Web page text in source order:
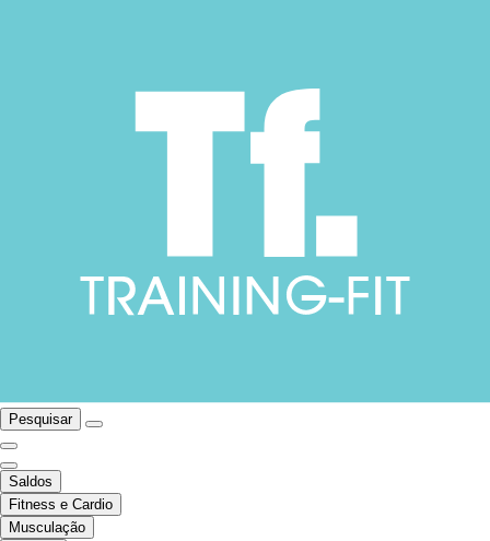
Pesquisar
Saldos
Fitness e Cardio
Musculação